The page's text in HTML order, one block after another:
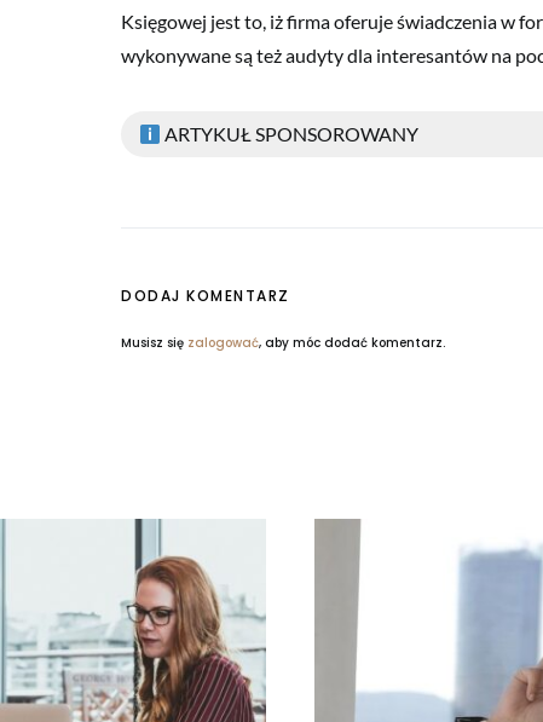
Księgowej jest to, iż firma oferuje świadczenia w
wykonywane są też audyty dla interesantów na
ARTYKUŁ SPONSOROWANY
DODAJ KOMENTARZ
Musisz się zalogować, aby móc dodać komentarz.